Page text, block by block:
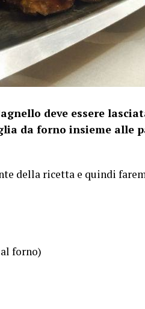
deve essere
da forno insieme alle
della ricetta e quindi
forno)